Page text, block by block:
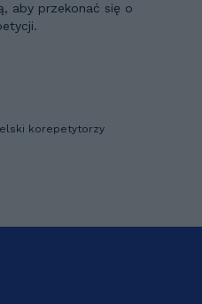
aby przekonać się o
korepetytorzy